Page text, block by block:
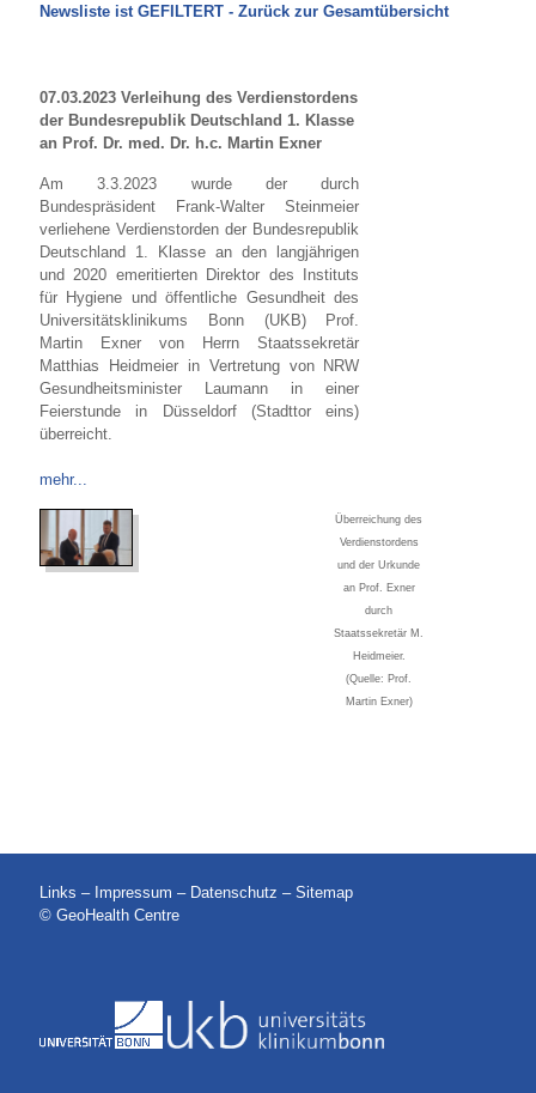
Newsliste ist GEFILTERT - Zurück zur Gesamtübersicht
07.03.2023 Verleihung des Verdienstordens
der Bundesrepublik Deutschland 1. Klasse
an Prof. Dr. med. Dr. h.c. Martin Exner
Am 3.3.2023 wurde der durch
Bundespräsident Frank-Walter Steinmeier
verliehene Verdienstorden der Bundesrepublik
Deutschland 1. Klasse an den langjährigen
und 2020 emeritierten Direktor des Instituts
für Hygiene und öffentliche Gesundheit des
Universitätsklinikums Bonn (UKB) Prof.
Martin Exner von Herrn Staatssekretär
Matthias Heidmeier in Vertretung von NRW
Gesundheitsminister Laumann in einer
Feierstunde in Düsseldorf (Stadttor eins)
überreicht.
mehr...
Überreichung des
Verdienstordens
und der Urkunde
an Prof. Exner
durch
Staatssekretär M.
Heidmeier.
(Quelle: Prof.
Martin Exner)
Links – Impressum – Datenschutz – Sitemap
© GeoHealth Centre